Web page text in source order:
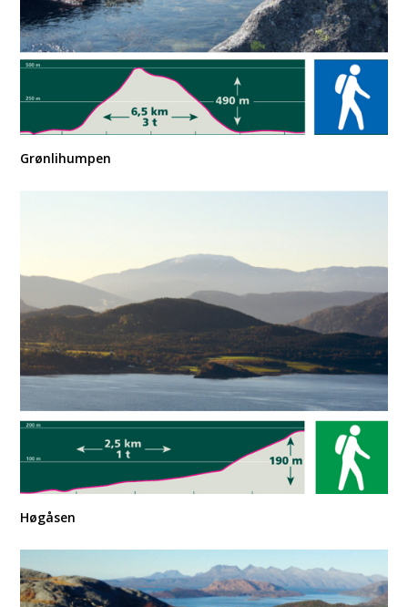
Grønlihumpen
Høgåsen